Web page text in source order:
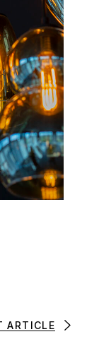
ARTICLE